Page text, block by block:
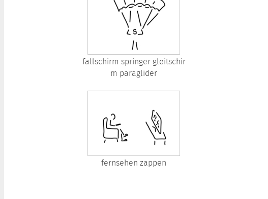
fallschirm springer gleitschir
m paraglider
fernsehen zappen